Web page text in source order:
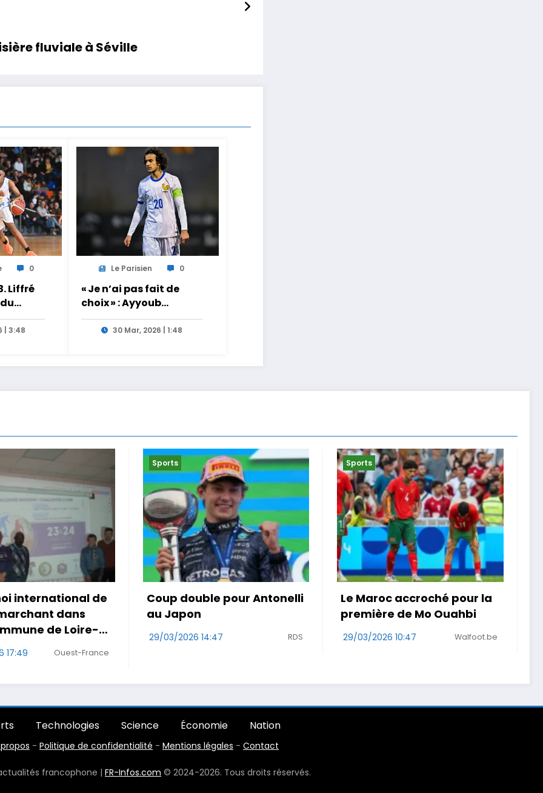
fluviale à Séville
0
Liffré
| 3:48
Le Parisien 0
« Je n’ai pas fait de
choix » : Ayyoub
Bouaddi n’a pas
encore tranché entre la
30 Mar, 2026 | 1:48
pour Antonelli
14:47 RDS
Sports
Le Maroc accroché pour la
première de Mo Ouahbi
29/03/2026 10:47 Walfoot.be
Sports
« Je ne suis pas que la
maladie » . Malgré un
cancer, une Girondine
court le Rallye Aïcha des
Technologies Science Économie Nation
- Politique de confidentialité - Mentions légales - Contact
francophone | FR-Infos.com © 2024-2026. Tous droits réservés.